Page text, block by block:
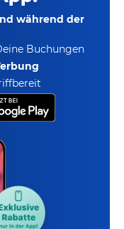
während der
Buchungen